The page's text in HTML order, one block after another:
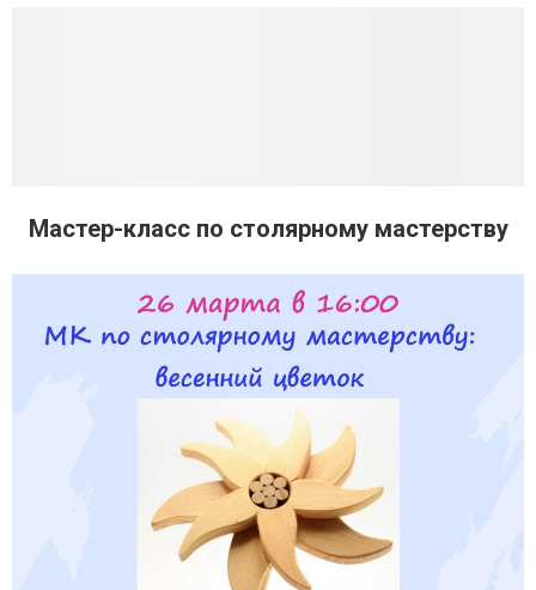
Мастер-класс по столярному мастерству